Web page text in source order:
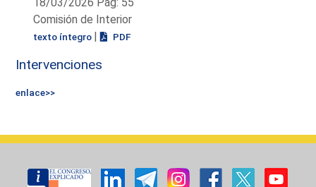
Comisión de Interior
texto íntegro | PDF
Intervenciones
enlace>>